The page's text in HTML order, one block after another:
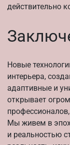
действительно
Новые
интерьера,
адаптивные и
открывает
Мы живем в
и реальностью